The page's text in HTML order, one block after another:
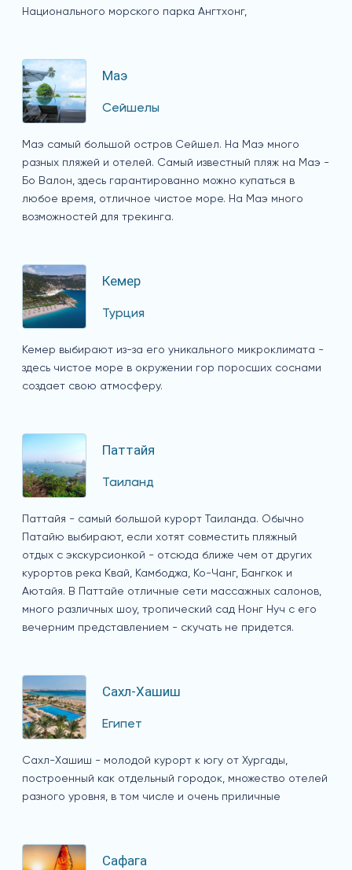
Национального морского парка Ангтхонг,
Маэ
Сейшелы
Маэ самый большой остров Сейшел. На Маэ много
разных пляжей и отелей. Самый известный пляж на Маэ -
Бо Валон, здесь гарантированно можно купаться в
любое время, отличное чистое море. На Маэ много
возможностей для трекинга.
Кемер
Турция
Кемер выбирают из-за его уникального микроклимата -
здесь чистое море в окружении гор поросших соснами
создает свою атмосферу.
Паттайя
Таиланд
Паттайя - самый большой курорт Таиланда. Обычно
Патайю выбирают, если хотят совместить пляжный
отдых с экскурсионкой - отсюда ближе чем от других
курортов река Квай, Камбоджа, Ко-Чанг, Бангкок и
Аютайя. В Паттайе отличные сети массажных салонов,
много различных шоу, тропический сад Нонг Нуч с его
вечерним представлением - скучать не придется.
Сахл-Хашиш
Египет
Сахл-Хашиш - молодой курорт к югу от Хургады,
построенный как отдельный городок, множество отелей
разного уровня, в том числе и очень приличные
Сафага